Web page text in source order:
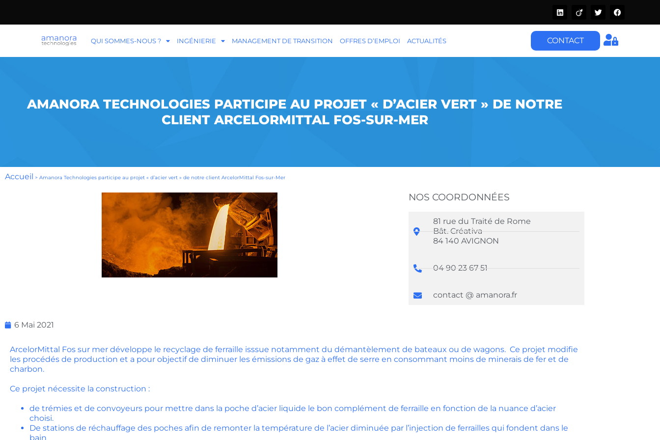
QUI SOMMES-NOUS ? INGÉNIERIE MANAGEMENT DE TRANSITION OFFRES D’EMPLOI ACTUALITÉS CONTACT
AMANORA TECHNOLOGIES PARTICIPE AU PROJET « D’ACIER VERT » DE NOTRE
CLIENT ARCELORMITTAL FOS-SUR-MER
Accueil > Amanora Technologies participe au projet « d’acier vert » de notre client ArcelorMittal Fos-sur-Mer
6 Mai 2021
NOS COORDONNÉES
81 rue du Traité de Rome
Bât. Créativa
84 140 AVIGNON
04 90 23 67 51
contact @ amanora.fr
ArcelorMittal Fos sur mer développe le recyclage de ferraille isssue notamment du démantèlement de bateaux ou de wagons. Ce projet modifie
les procédés de production et a pour objectif de diminuer les émissions de gaz à effet de serre en consommant moins de minerais de fer et de
charbon.
Ce projet nécessite la construction :
de trémies et de convoyeurs pour mettre dans la poche d’acier liquide le bon complément de ferraille en fonction de la nuance d’acier
choisi.
De stations de réchauffage des poches afin de remonter la température de l’acier diminuée par l’injection de ferrailles qui fondent dans le
bain